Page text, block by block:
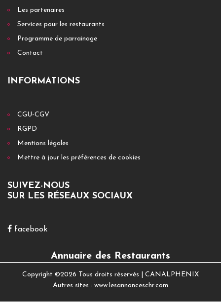
Les partenaires
Services pour les restaurants
Programme de parrainage
Contact
INFORMATIONS
CGU-CGV
RGPD
Mentions légales
Mettre à jour les préférences de cookies
SUIVEZ-NOUS
SUR LES RÉSEAUX SOCIAUX
facebook
Annuaire des Restaurants
Copyright ©2026 Tous droits réservés | CANALPHENIX
Autres sites : www.lesannonceschr.com